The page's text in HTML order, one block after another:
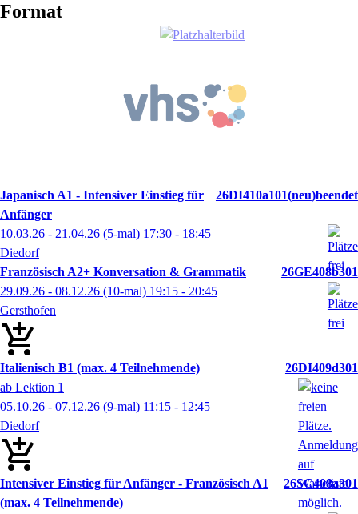
Format
Japanisch A1 - Intensiver Einstieg für
Anfänger
26DI410a101 neu
10.03.26 - 21.04.26 (5-mal) 17:30 - 18:45
Diedorf
Französisch A2+ Konversation & Grammatik
26GE408b301
29.09.26 - 08.12.26 (10-mal) 19:15 - 20:45
Gersthofen
Italienisch B1 (max. 4 Teilnehmende)
26DI409d301
ab Lektion 1
05.10.26 - 07.12.26 (9-mal) 11:15 - 12:45
Diedorf
Intensiver Einstieg für Anfänger - Französisch A1
(max. 4 Teilnehmende)
26SC408a301